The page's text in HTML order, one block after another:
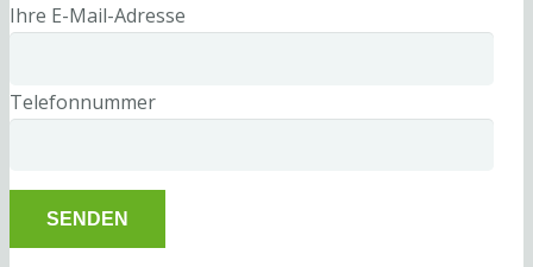
Ihre E-Mail-Adresse
Telefonnummer